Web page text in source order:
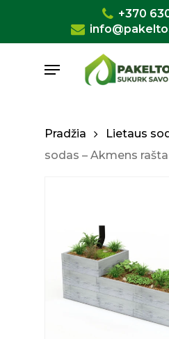
main
+370
Menu
Krepšelis
Pradžia Lietaus
sodas – Akmens